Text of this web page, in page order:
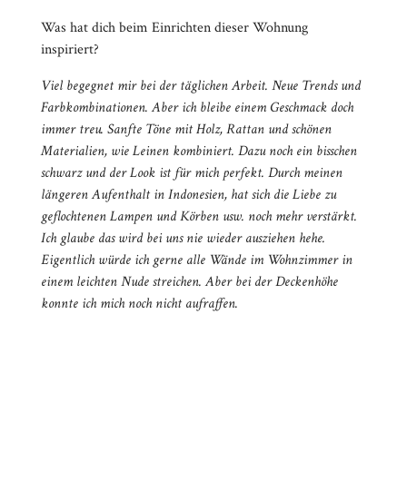
Was hat dich beim Einrichten dieser Wohnung
inspiriert?
Viel begegnet mir bei der täglichen Arbeit. Neue Trends und
Farbkombinationen. Aber ich bleibe einem Geschmack doch
immer treu. Sanfte Töne mit Holz, Rattan und schönen
Materialien, wie Leinen kombiniert. Dazu noch ein bisschen
schwarz und der Look ist für mich perfekt. Durch meinen
längeren Aufenthalt in Indonesien, hat sich die Liebe zu
geflochtenen Lampen und Körben usw. noch mehr verstärkt.
Ich glaube das wird bei uns nie wieder ausziehen hehe.
Eigentlich würde ich gerne alle Wände im Wohnzimmer in
einem leichten Nude streichen. Aber bei der Deckenhöhe
konnte ich mich noch nicht aufraffen.